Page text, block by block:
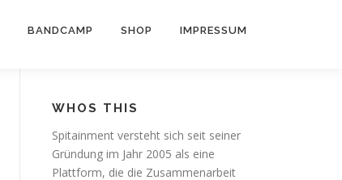
BANDCAMP SHOP IMPRESSUM
WHOS THIS
Spitainment versteht sich seit seiner
Gründung im Jahr 2005 als eine
Plattform, die die Zusammenarbeit